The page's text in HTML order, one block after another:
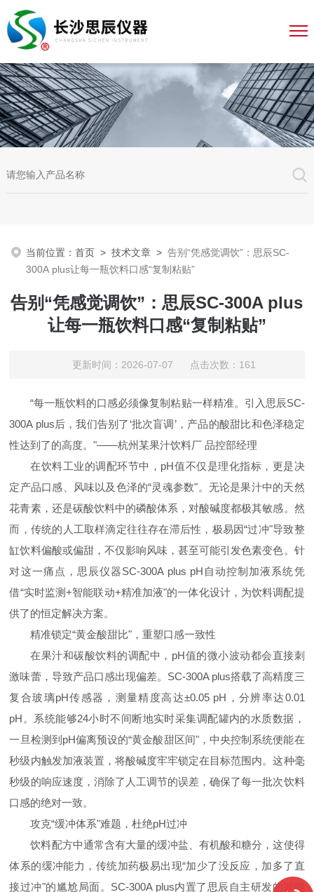
当前位置：首页 >技术文章 >告别“凭感觉调饮”：思辰SC-
300A plus让每一瓶饮料口感“复制粘贴”
告别“凭感觉调饮”：思辰SC-300A plus
让每一瓶饮料口感“复制粘贴”
更新时间：2026-07-07 点击次数：161
“每一瓶饮料的口感必须像复制粘贴一样精准。引入思辰SC-
300A plus后，我们告别了‘批次盲调’，产品的酸甜比和色泽稳定
性达到了的高度。"——杭州某果汁饮料厂 品控部经理
在饮料工业的调配环节中，pH值不仅是理化指标，更是决
定产品口感、风味以及色泽的“灵魂参数"。无论是果汁中的天然
花青素，还是碳酸饮料中的磷酸体系，对酸碱度都极其敏感。然
而，传统的人工取样滴定往往存在滞后性，极易因“过冲"导致整
缸饮料偏酸或偏甜，不仅影响风味，甚至可能引发色素变色。针
对这一痛点，思辰仪器SC-300A plus pH自动控制加液系统凭
借“实时监测+智能联动+精准加液"的一体化设计，为饮料调配提
供了的恒定解决方案。
精准锁定“黄金酸甜比"，重塑口感一致性
在果汁和碳酸饮料的调配中，pH值的微小波动都会直接刺
激味蕾，导致产品口感出现偏差。SC-300A plus搭载了高精度三
复合玻璃pH传感器，测量精度高达±0.05 pH，分辨率达0.01
pH。系统能够24小时不间断地实时采集调配罐内的水质数据，
一旦检测到pH偏离预设的“黄金酸甜区间"，中央控制系统便能在
秒级内触发加液装置，将酸碱度牢牢锁定在目标范围内。这种毫
秒级的响应速度，消除了人工调节的误差，确保了每一批次饮料
口感的绝对一致。
攻克“缓冲体系"难题，杜绝pH过冲
饮料配方中通常含有大量的缓冲盐、有机酸和糖分，这使得
体系的缓冲能力，传统加药极易出现“加少了没反应，加多了直
接过冲"的尴尬局面。SC-300A plus内置了思辰自主研发的智能